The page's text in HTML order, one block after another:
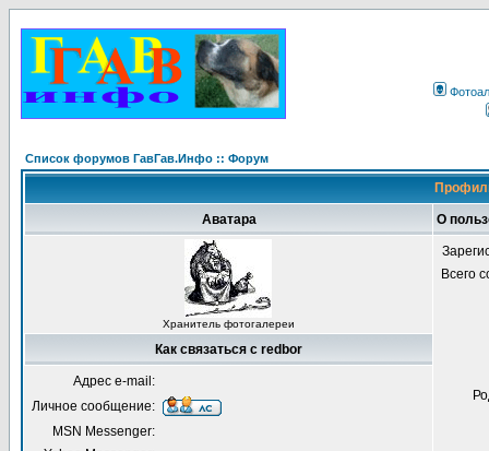
Список форумов ГавГав.Инфо :: Форум
Аватара О
Хранитель фотогалереи
Всего
Как связаться с redbor
Адрес e-mail:
Личное сообщение:
MSN Messenger: